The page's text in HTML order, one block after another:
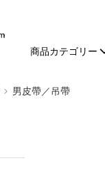
商品カテゴリー
男皮帶／吊帶